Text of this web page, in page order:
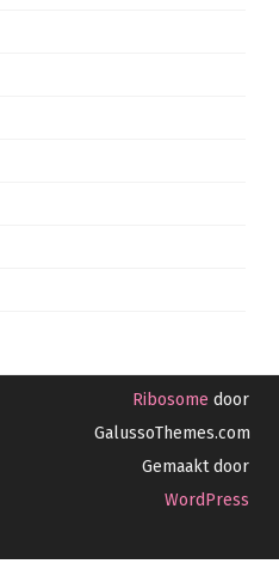
Ribosome door
GalussoThemes.com
Gemaakt door
WordPress